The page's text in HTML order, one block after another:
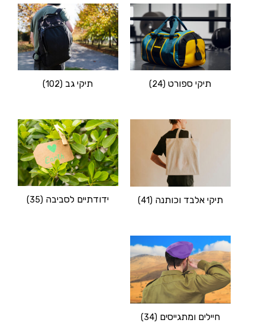
תיקי ספורט (24) תיקי גב (102)
תיקי אלבד וכותנה (41) ידודתיים לסביבה (35)
חיילים ומתגייסים (34)